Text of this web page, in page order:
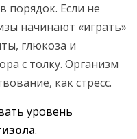
порядок. Если не
начинают «играть»
глюкоза и
с толку. Организм
как стресс.
уровень
.